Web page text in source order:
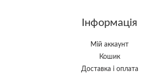
Інформація
Мій аккаунт
Кошик
Доставка і оплата